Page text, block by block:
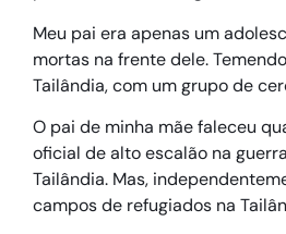
Meu pai era apenas um
mortas na frente dele.
Tailândia, com um grupo de
O pai de minha mãe faleceu
oficial de alto escalão na
Tailândia. Mas,
campos de refugiados na